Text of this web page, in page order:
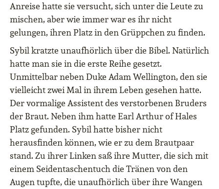
Anreise hatte sie versucht, sich unter die Leute zu
mischen, aber wie immer war es ihr nicht
gelungen, ihren Platz in den Grüppchen zu finden.
Sybil kratzte unaufhörlich über die Bibel. Natürlich
hatte man sie in die erste Reihe gesetzt.
Unmittelbar neben Duke Adam Wellington, den sie
vielleicht zwei Mal in ihrem Leben gesehen hatte.
Der vormalige Assistent des verstorbenen Bruders
der Braut. Neben ihm hatte Earl Arthur of Hales
Platz gefunden. Sybil hatte bisher nicht
herausfinden können, wie er zu dem Brautpaar
stand. Zu ihrer Linken saß ihre Mutter, die sich mit
einem Seidentaschentuch die Tränen von den
Augen tupfte, die unaufhörlich über ihre Wangen